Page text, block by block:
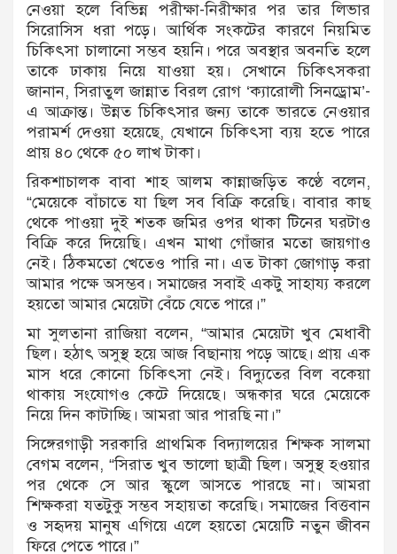
নেওয়া হলে বিভিন্ন পরীক্ষা-নিরীক্ষার পর তার লিভার
সিরোসিস ধরা পড়ে। আর্থিক সংকটের কারণে নিয়মিত
চিকিৎসা চালানো সম্ভব হয়নি। পরে অবস্থার অবনতি হলে
তাকে ঢাকায় নিয়ে যাওয়া হয়। সেখানে চিকিৎসকরা
জানান, সিরাতুল জান্নাত বিরল রোগ ‘ক্যারোলী সিনড্রোম’-
এ আক্রান্ত। উন্নত চিকিৎসার জন্য তাকে ভারতে নেওয়ার
পরামর্শ দেওয়া হয়েছে, যেখানে চিকিৎসা ব্যয় হতে পারে
প্রায় ৪০ থেকে ৫০ লাখ টাকা।
রিকশাচালক বাবা শাহ আলম কান্নাজড়িত কণ্ঠে বলেন,
“মেয়েকে বাঁচাতে যা ছিল সব বিক্রি করেছি। বাবার কাছ
থেকে পাওয়া দুই শতক জমির ওপর থাকা টিনের ঘরটাও
বিক্রি করে দিয়েছি। এখন মাথা গোঁজার মতো জায়গাও
নেই। ঠিকমতো খেতেও পারি না। এত টাকা জোগাড় করা
আমার পক্ষে অসম্ভব। সমাজের সবাই একটু সাহায্য করলে
হয়তো আমার মেয়েটা বেঁচে যেতে পারে।”
মা সুলতানা রাজিয়া বলেন, “আমার মেয়েটা খুব মেধাবী
ছিল। হঠাৎ অসুস্থ হয়ে আজ বিছানায় পড়ে আছে। প্রায় এক
মাস ধরে কোনো চিকিৎসা নেই। বিদ্যুতের বিল বকেয়া
থাকায় সংযোগও কেটে দিয়েছে। অন্ধকার ঘরে মেয়েকে
নিয়ে দিন কাটাচ্ছি। আমরা আর পারছি না।”
সিঙ্গেরগাড়ী সরকারি প্রাথমিক বিদ্যালয়ের শিক্ষক সালমা
বেগম বলেন, “সিরাত খুব ভালো ছাত্রী ছিল। অসুস্থ হওয়ার
পর থেকে সে আর স্কুলে আসতে পারছে না। আমরা
শিক্ষকরা যতটুকু সম্ভব সহায়তা করেছি। সমাজের বিত্তবান
ও সহৃদয় মানুষ এগিয়ে এলে হয়তো মেয়েটি নতুন জীবন
ফিরে পেতে পারে।”